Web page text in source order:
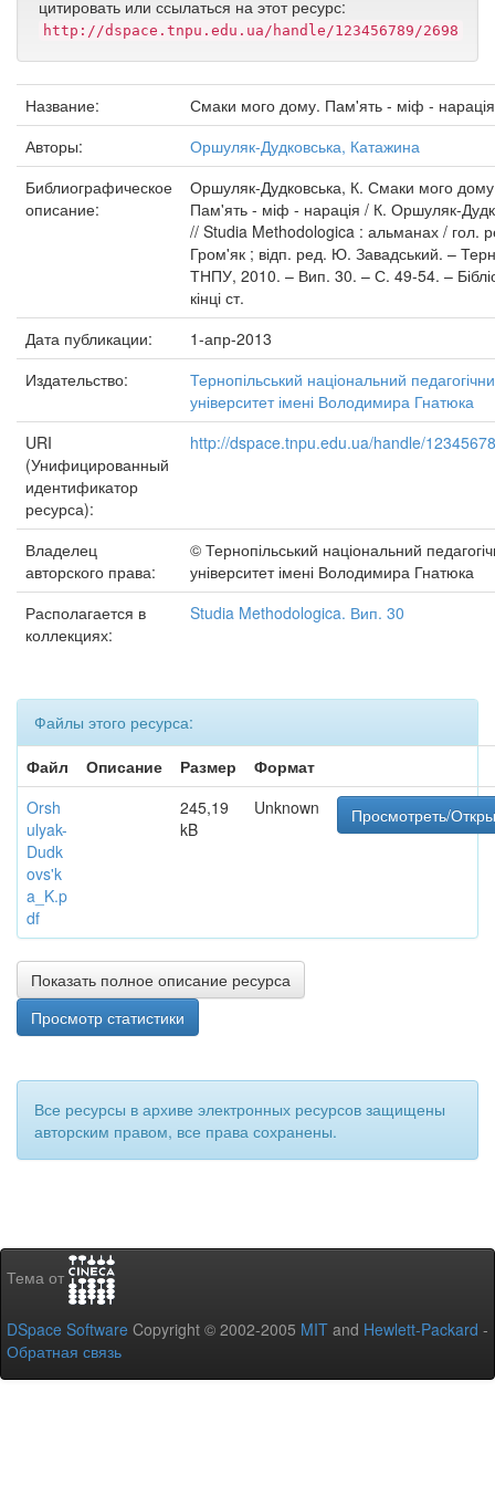
цитировать или ссылаться на этот ресурс:
http://dspace.tnpu.edu.ua/handle/123456789/2698
Название:
Смаки мого дому. Пам'ять - міф - нарація
Авторы:
Оршуляк-Дудковська, Катажина
Библиографическое
описание:
Оршуляк-Дудковська, К. Смаки мого
Пам'ять - міф - нарація / К. Оршуляк-
// Studia Methodologica : альманах / гол.
Гром'як ; відп. ред. Ю. Завадський. –
ТНПУ, 2010. – Вип. 30. – С. 49-54. –
кінці ст.
Дата публикации:
1-апр-2013
Издательство:
Тернопільський національний
університет імені Володимира Гнатюка
URI
(Унифицированный
идентификатор
ресурса):
http://dspace.tnpu.edu.ua/handle/
Владелец
авторского права:
© Тернопільський національний
університет імені Володимира Гнатюка
Располагается в
коллекциях:
Studia Methodologica. Вип. 30
Файлы этого ресурса:
Файл
Описание Размер
Формат
Orsh
ulyak-
Dudk
ovs'k
a_K.p
df
245,19
kB
Unknown Просмотреть/
Показать полное описание ресурса
Просмотр статистики
Все ресурсы в архиве электронных ресурсов защищены
авторским правом, все права сохранены.
Тема от
DSpace Software Copyright © 2002-2005 MIT and Hewlett-Packard -
Обратная связь